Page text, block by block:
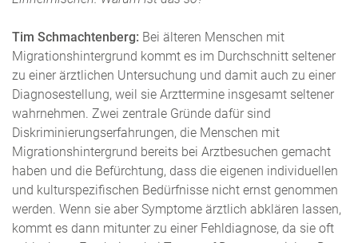
Tim Schmachtenberg: Bei älteren Menschen mit
Migrationshintergrund kommt es im Durchschnitt seltener
zu einer ärztlichen Untersuchung und damit auch zu einer
Diagnosestellung, weil sie Arzttermine insgesamt seltener
wahrnehmen. Zwei zentrale Gründe dafür sind
Diskriminierungserfahrungen, die Menschen mit
Migrationshintergrund bereits bei Arztbesuchen gemacht
haben und die Befürchtung, dass die eigenen individuellen
und kulturspezifischen Bedürfnisse nicht ernst genommen
werden. Wenn sie aber Symptome ärztlich abklären lassen,
kommt es dann mitunter zu einer Fehldiagnose, da sie oft